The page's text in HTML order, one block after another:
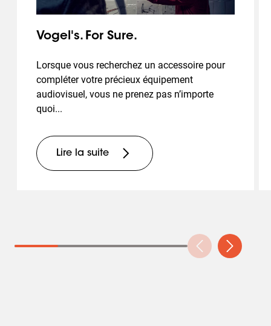
Vogel's. For Sure.
Lorsque vous recherchez un accessoire pour
compléter votre précieux équipement
audiovisuel, vous ne prenez pas n’importe
quoi...
Lire la suite